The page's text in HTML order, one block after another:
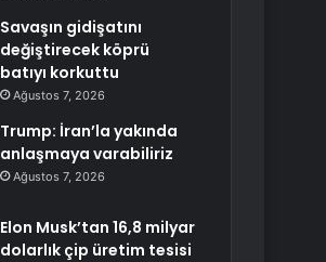
Savaşın gidişatını
değiştirecek köprü
batıyı korkuttu
Ağustos 7, 2026
Trump: İran’la yakında
anlaşmaya varabiliriz
Ağustos 7, 2026
Elon Musk’tan 16,8 milyar
dolarlık çip üretim tesisi